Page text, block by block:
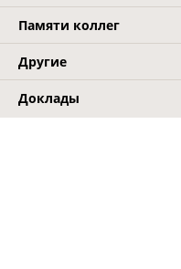
Памяти коллег
Другие
Доклады